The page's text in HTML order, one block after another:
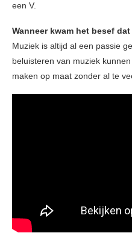
een V.
Wanneer kwam het besef
Muziek is altijd al een passie
beluisteren van muziek
maken op maat zonder al te